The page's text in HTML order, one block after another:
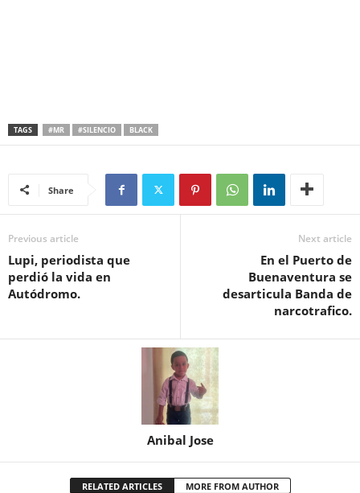
TAGS #MR #SILENCIO BLACK
Share
Previous article
Lupi, periodista que
perdió la vida en
Autódromo.
Next article
En el Puerto de
Buenaventura se
desarticula Banda de
narcotrafico.
Anibal Jose
RELATED ARTICLES MORE FROM AUTHOR